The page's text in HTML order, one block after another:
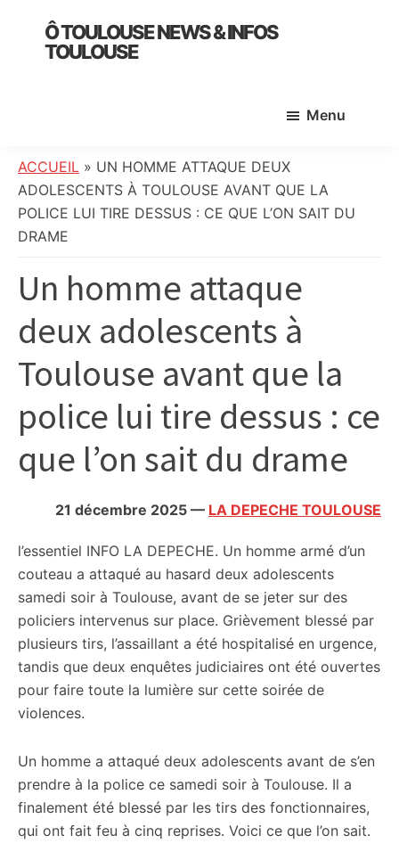
primary
Ô TOULOUSE NEWS & INFOS
TOULOUSE
:
info
locale,
société,
politique,
météo,
faits
et
citoyennes
Menu
ACCUEIL » UN HOMME ATTAQUE DEUX
ADOLESCENTS À TOULOUSE AVANT QUE LA
POLICE LUI TIRE DESSUS : CE QUE L’ON SAIT DU
DRAME
Un homme attaque
deux adolescents à
Toulouse avant que la
police lui tire dessus : ce
que l’on sait du drame
21 décembre 2025 — LA DEPECHE TOULOUSE
l’essentiel INFO LA DEPECHE. Un homme armé d’un
couteau a attaqué au hasard deux adolescents
samedi soir à Toulouse, avant de se jeter sur des
policiers intervenus sur place. Grièvement blessé par
plusieurs tirs, l’assaillant a été hospitalisé en urgence,
tandis que deux enquêtes judiciaires ont été ouvertes
pour faire toute la lumière sur cette soirée de
violences.
Un homme a attaqué deux adolescents avant de s’en
prendre à la police ce samedi soir à Toulouse. Il a
finalement été blessé par les tirs des fonctionnaires,
qui ont fait feu à cinq reprises. Voici ce que l’on sait.